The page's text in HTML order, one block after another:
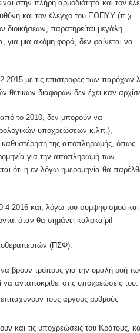
στην πλήρη αρμοδιότητα και τον
και τον έλεγχο του ΕΟΠΥΥ (π.χ.
παρατηρείται μεγάλη
μια ακόμη φορά, δεν φαίνεται να
2015 με τις επιστροφές των παρόχων
διαφορών δεν έχει καν
το 2010, δεν μπορούν να
υποχρεώσεων κ.λπ.),
της αποπληρωμής, όπως
για την αποπληρωμή των
ότι η εν λόγω ημερομηνία θα
2016 και, λόγω του συμψηφισμού και
όταν θα σημάνει καλοκαίρι!
(ΠΣΦ):
βρουν τρόπους για την ομαλή ροή
ανταποκριθεί στις υποχρεώσεις του.
τους αργούς ρυθμούς
και τις υποχρεώσεις του Κράτους,